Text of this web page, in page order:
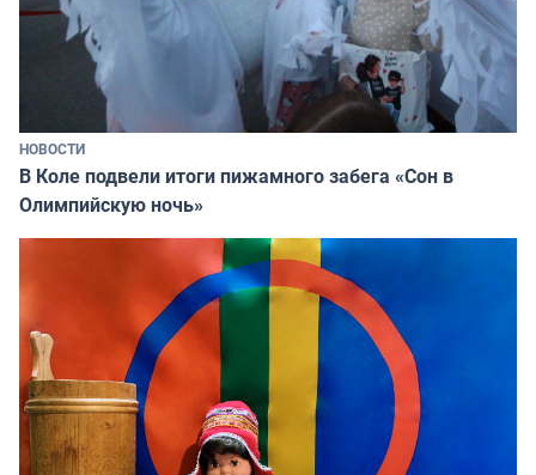
НОВОСТИ
В Коле подвели итоги пижамного забега «Сон в
Олимпийскую ночь»